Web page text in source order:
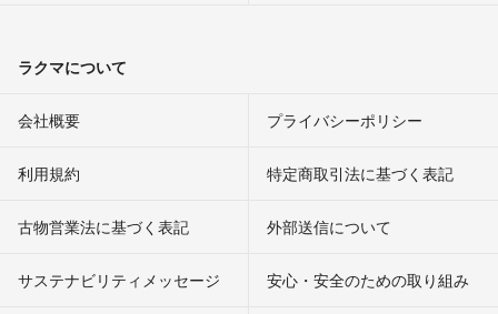
ラクマについて
会社概要 プライバシーポリシー
利用規約 特定商取引法に基づく表記
古物営業法に基づく表記 外部送信について
サステナビリティメッセージ 安心・安全のための取り組み